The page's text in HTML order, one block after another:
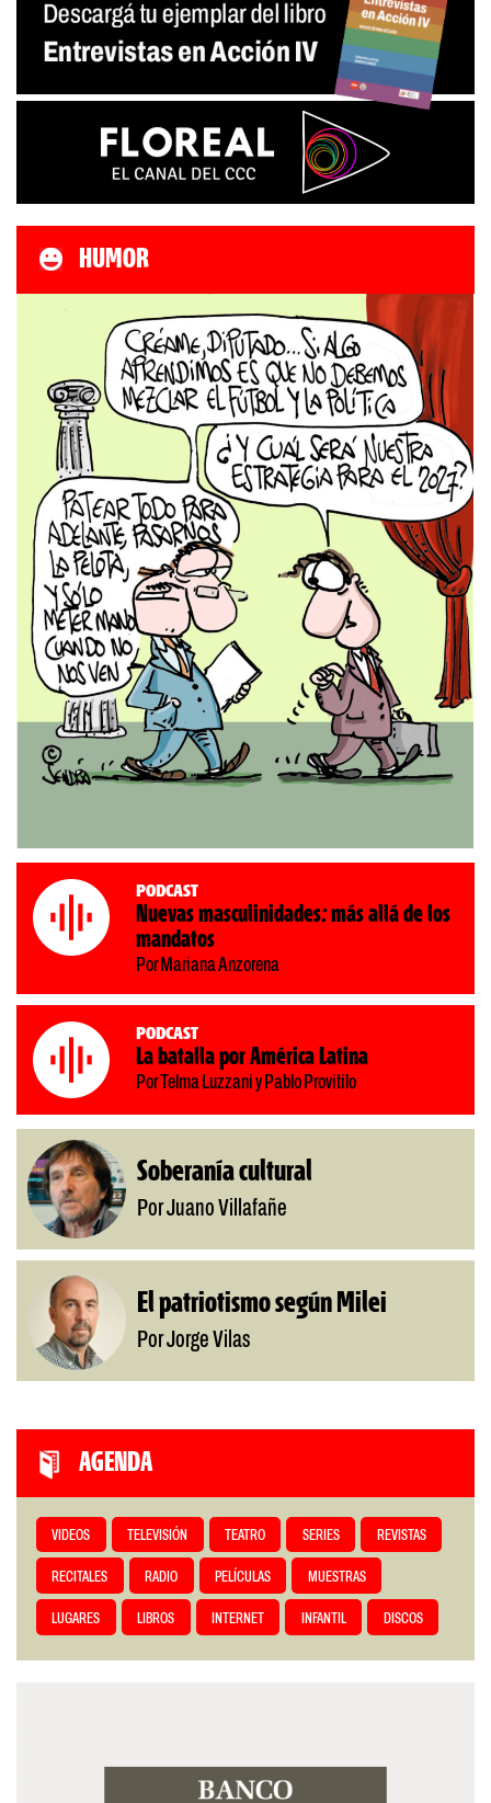
HUMOR
Podcast
Nuevas masculinidades: más allá de los
mandatos
Por Mariana Anzorena
Podcast
La batalla por América Latina
Por Telma Luzzani y Pablo Provitilo
Soberanía cultural
Por Juano Villafañe
El patriotismo según Milei
Por Jorge Vilas
AGENDA
VIDEOS TELEVISIÓN TEATRO SERIES REVISTAS
RECITALES RADIO PELÍCULAS MUESTRAS
LUGARES LIBROS INTERNET INFANTIL DISCOS